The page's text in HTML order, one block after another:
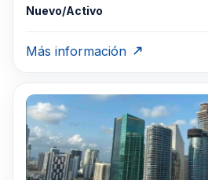
Nuevo/Activo
Más información